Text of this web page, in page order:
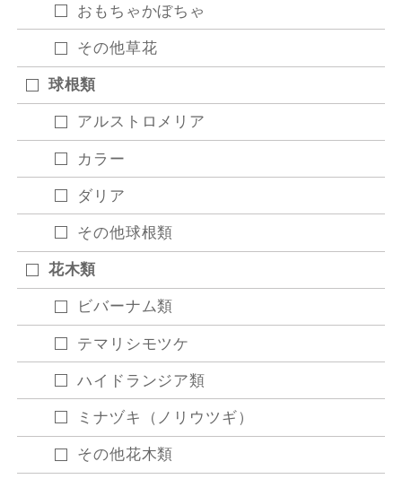
おもちゃかぼちゃ
その他草花
球根類
アルストロメリア
カラー
ダリア
その他球根類
花木類
ビバーナム類
テマリシモツケ
ハイドランジア類
ミナヅキ（ノリウツギ）
その他花木類